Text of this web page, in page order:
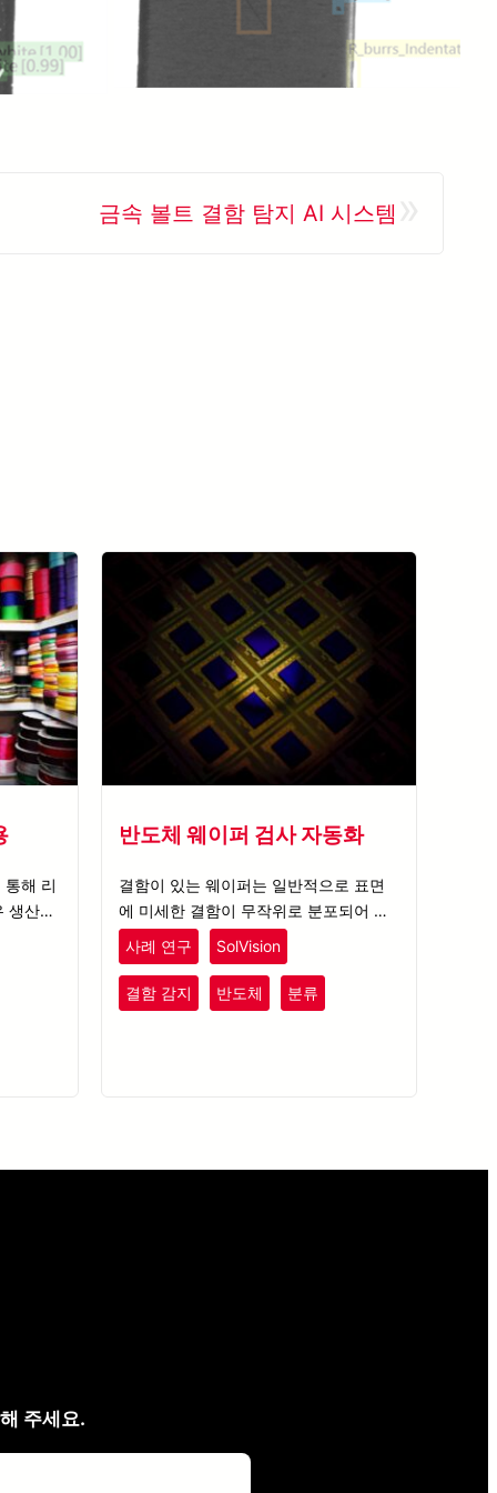
금속 볼트 결함 탐지 AI 시스템
해 리
생산에
반도체 웨이퍼 검사 자동화
결함이 있는 웨이퍼는 일반적으로 표면
에 미세한 결함이 무작위로 분포되어 있
어, 이로 인해 AOI 시스템이 효율적인 검
사를 위한 규칙을 설정하는 데 어려움을
겪습니다.
사례 연구 SolVision
결함 감지 반도체 분류
주세요.